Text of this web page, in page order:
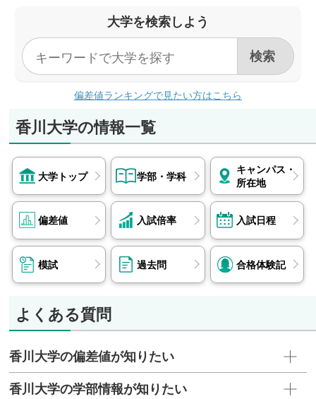
高松高等裁判所、ハローズ、阿波銀行 他
医学部
香川大学医学部附属病院、岡山大学病院、愛媛大
研究センター、東京大学医学部附属病院、山口大
学医学部附属病院、神戸大学医学部附属病院、大
阪医科薬科大学病院 他
創造工学部
アオイ電子、いすゞ自動車、STNet、NTT西日
本、大倉工業、奥村組、オリンパス、鹿島建設、
川崎重工業、鴻池組、JFEスチール、四国電力、
大成建設、竹中工務店、タダノ、電通西日本、ネ
ットワンシステムズ、マツダ、三菱ケミカル 他
農学部
県職員（香川県、岡山県、徳島県）、山崎製パ
ン、百十四銀行、WDBエウレカ、南海プライウ
ッド、フジパングループ本社、JA全農、井上誠
JR四国、イカリ消毒、阪大微生物病研究会 他な
ど
大学を検索しよう
偏差値ランキングで見たい方はこちら
香川大学の情報一覧
大学トップ 学部・学科
キャンパス・
所在地
偏差値 入試倍率 入試日程
模試 過去問 合格体験記
よくある質問
香川大学の偏差値が知りたい
香川大学の学部情報が知りたい